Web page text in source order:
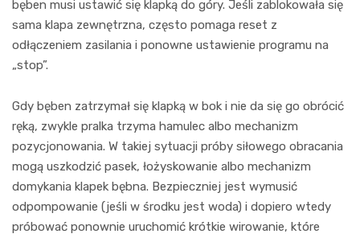
bęben musi ustawić się klapką do góry. Jeśli zablokowała się
sama klapa zewnętrzna, często pomaga reset z
odłączeniem zasilania i ponowne ustawienie programu na
„stop”.
Gdy bęben zatrzymał się klapką w bok i nie da się go obrócić
ręką, zwykle pralka trzyma hamulec albo mechanizm
pozycjonowania. W takiej sytuacji próby siłowego obracania
mogą uszkodzić pasek, łożyskowanie albo mechanizm
domykania klapek bębna. Bezpieczniej jest wymusić
odpompowanie (jeśli w środku jest woda) i dopiero wtedy
próbować ponownie uruchomić krótkie wirowanie, które